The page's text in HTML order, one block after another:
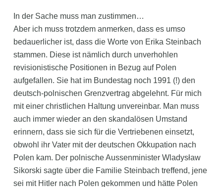
In der Sache muss man zustimmen…
Aber ich muss trotzdem anmerken, dass es umso
bedauerlicher ist, dass die Worte von Erika Steinbach
stammen. Diese ist nämlich durch unverhohlen
revisionistische Positionen in Bezug auf Polen
aufgefallen. Sie hat im Bundestag noch 1991 (!) den
deutsch-polnischen Grenzvertrag abgelehnt. Für mich
mit einer christlichen Haltung unvereinbar. Man muss
auch immer wieder an den skandalösen Umstand
erinnern, dass sie sich für die Vertriebenen einsetzt,
obwohl ihr Vater mit der deutschen Okkupation nach
Polen kam. Der polnische Aussenminister Wladysław
Sikorski sagte über die Familie Steinbach treffend, jene
sei mit Hitler nach Polen gekommen und hätte Polen